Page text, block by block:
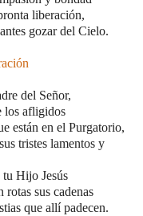
liberación,
gozar del Cielo.
del Señor,
los afligidos
están en el Purgatorio,
tristes lamentos y
Hijo Jesús
rotas sus cadenas
que allí padecen.